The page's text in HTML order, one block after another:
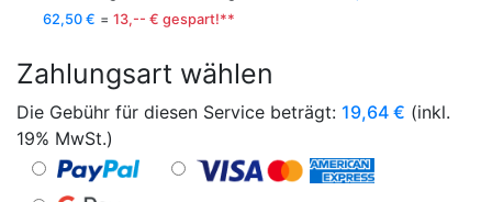
62,50 € = 13,-- € gespart!**
Zahlungsart wählen
Die Gebühr für diesen Service beträgt: 19,64 € (inkl.
19% MwSt.)